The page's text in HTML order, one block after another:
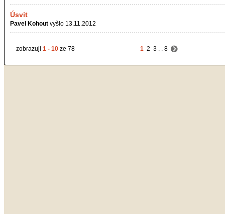
Úsvit
Pavel Kohout vyšlo 13.11.2012
zobrazuji 1 - 10 ze 78 1 2 3 . . 8